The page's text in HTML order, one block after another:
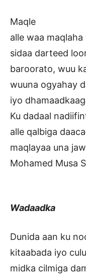
18-
Maqle
alle waa
sidaa darteed
baroorato, wuu
wuuna ogyahay
iyo
Ku dadaal
alle qalbiga
maqlayaa una
Mohamed Musa
Wadaadka
Dunida aan ku
kitaabada iyo
midka cilmiga